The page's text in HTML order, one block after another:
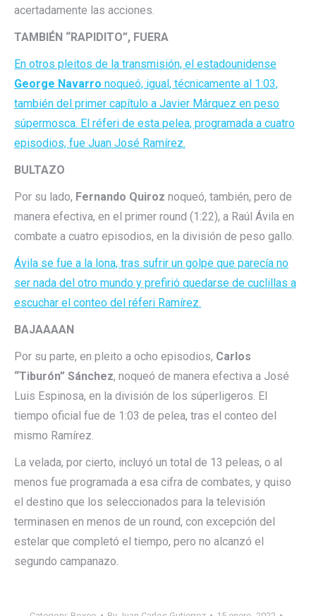
acertadamente las acciones.
TAMBIÉN “RAPIDITO”, FUERA
En otros pleitos de la transmisión, el estadounidense
George Navarro noqueó, igual, técnicamente al 1:03,
también del primer capítulo a Javier Márquez en peso
súpermosca. El réferi de esta pelea, programada a cuatro
episodios, fue Juan José Ramírez.
BULTAZO
Por su lado, Fernando Quiroz noqueó, también, pero de
manera efectiva, en el primer round (1:22), a Raúl Ávila en
combate a cuatro episodios, en la división de peso gallo.
Ávila se fue a la lona, tras sufrir un golpe que parecía no
ser nada del otro mundo y prefirió quedarse de cuclillas a
escuchar el conteo del réferi Ramírez.
BAJAAAAN
Por su parte, en pleito a ocho episodios, Carlos
“Tiburón” Sánchez, noqueó de manera efectiva a José
Luis Espinosa, en la división de los súperligeros. El
tiempo oficial fue de 1:03 de pelea, tras el conteo del
mismo Ramírez.
La velada, por cierto, incluyó un total de 13 peleas, o al
menos fue programada a esa cifra de combates, y quiso
el destino que los seleccionados para la televisión
terminasen en menos de un round, con excepción del
estelar que completó el tiempo, pero no alcanzó el
segundo campanazo.